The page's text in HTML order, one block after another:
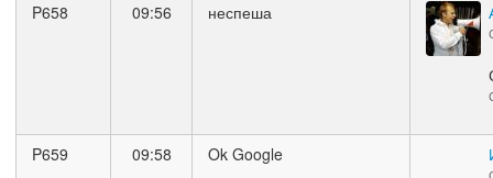
P658 09:56 неспеша
P659 09:58 Ok Google